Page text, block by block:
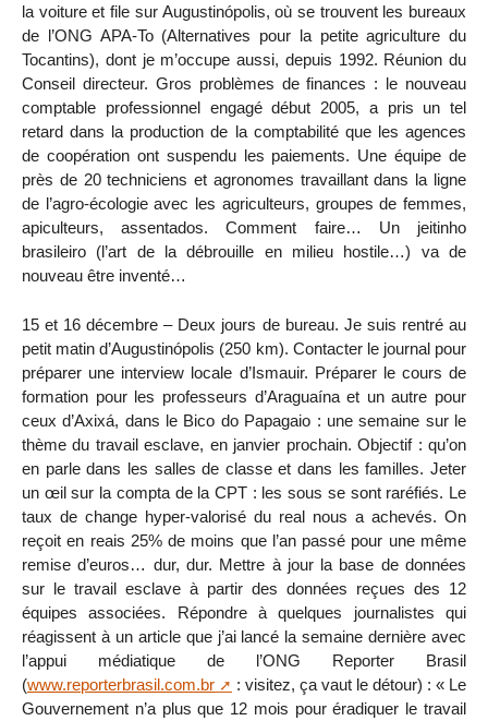
la voiture et file sur Augustinópolis, où se trouvent les bureaux
de l’ONG APA-To (Alternatives pour la petite agriculture du
Tocantins), dont je m’occupe aussi, depuis 1992. Réunion du
Conseil directeur. Gros problèmes de finances : le nouveau
comptable professionnel engagé début 2005, a pris un tel
retard dans la production de la comptabilité que les agences
de coopération ont suspendu les paiements. Une équipe de
près de 20 techniciens et agronomes travaillant dans la ligne
de l’agro-écologie avec les agriculteurs, groupes de femmes,
apiculteurs, assentados. Comment faire… Un jeitinho
brasileiro (l’art de la débrouille en milieu hostile…) va de
nouveau être inventé…
15 et 16 décembre – Deux jours de bureau. Je suis rentré au
petit matin d’Augustinópolis (250 km). Contacter le journal pour
préparer une interview locale d’Ismauir. Préparer le cours de
formation pour les professeurs d’Araguaína et un autre pour
ceux d’Axixá, dans le Bico do Papagaio : une semaine sur le
thème du travail esclave, en janvier prochain. Objectif : qu’on
en parle dans les salles de classe et dans les familles. Jeter
un œil sur la compta de la CPT : les sous se sont raréfiés. Le
taux de change hyper-valorisé du real nous a achevés. On
reçoit en reais 25% de moins que l’an passé pour une même
remise d’euros… dur, dur. Mettre à jour la base de données
sur le travail esclave à partir des données reçues des 12
équipes associées. Répondre à quelques journalistes qui
réagissent à un article que j’ai lancé la semaine dernière avec
l’appui médiatique de l’ONG Reporter Brasil
(www.reporterbrasil.com.br
: visitez, ça vaut le détour) : « Le
Gouvernement n’a plus que 12 mois pour éradiquer le travail